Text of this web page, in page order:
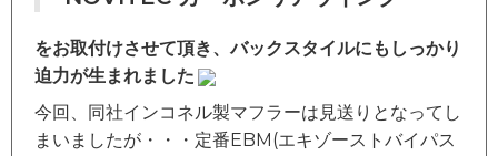
をお取付けさせて頂き、バックスタイルにもしっかり
迫力が生まれました
今回、同社インコネル製マフラーは見送りとなってし
まいましたが・・・定番EBM(エキゾーストバイパス